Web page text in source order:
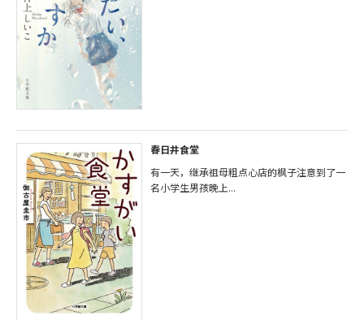
春日井食堂
有一天，继承祖母粗点心店的枫子注意到了一
名小学生男孩晚上...